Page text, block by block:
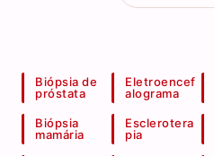
Biópsia de
próstata
Biópsia
mamária
Eletroencef
alograma
Esclerotera
pia